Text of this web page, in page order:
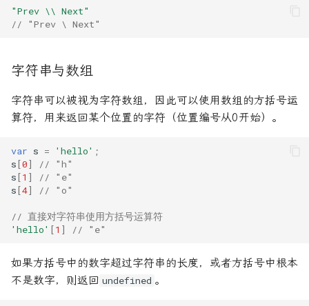
"Prev \\ Next"
// "Prev \ Next"
字符串与数组
字符串可以被视为字符数组，因此可以使用数组的方括号运
算符，用来返回某个位置的字符（位置编号从0开始）。
var s = 'hello' ;
s[0]
// "h"
s[1 ]
// "e"
s[4] // "o"
// 直接对字符串使用方括号运算符
'hello' [1 ] // "e"
如果方括号中的数字超过字符串的长度，或者方括号中根本
不是数字，则返回 undefined 。